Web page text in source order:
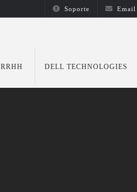
Soporte Email
RRHH DELL TECHNOLOGIES